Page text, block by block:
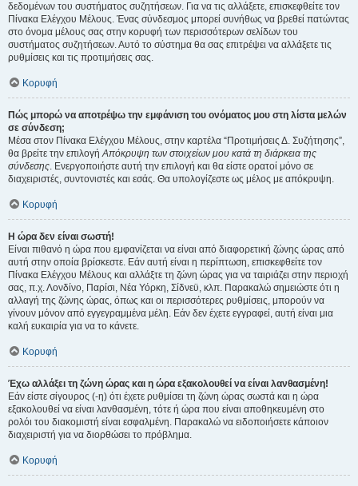
δεδομένων του συστήματος συζητήσεων. Για να τις αλλάξετε, επισκεφθείτε τον
Πίνακα Ελέγχου Μέλους. Ένας σύνδεσμος μπορεί συνήθως να βρεθεί πατώντας
στο όνομα μέλους σας στην κορυφή των περισσότερων σελίδων του
συστήματος συζητήσεων. Αυτό το σύστημα θα σας επιτρέψει να αλλάξετε τις
ρυθμίσεις και τις προτιμήσεις σας.
Κορυφή
Πώς μπορώ να αποτρέψω την εμφάνιση του ονόματος μου στη λίστα μελών
σε σύνδεση;
Μέσα στον Πίνακα Ελέγχου Μέλους, στην καρτέλα “Προτιμήσεις Δ. Συζήτησης”,
θα βρείτε την επιλογήΑπόκρυψη των στοιχείων μου κατά τη διάρκεια της
σύνδεσης. Ενεργοποιήστε αυτή την επιλογή και θα είστε ορατοί μόνο σε
διαχειριστές, συντονιστές και εσάς. Θα υπολογίζεστε ως μέλος με απόκρυψη.
Κορυφή
Η ώρα δεν είναι σωστή!
Είναι πιθανό η ώρα που εμφανίζεται να είναι από διαφορετική ζώνης ώρας από
αυτή στην οποία βρίσκεστε. Εάν αυτή είναι η περίπτωση, επισκεφθείτε τον
Πίνακα Ελέγχου Μέλους και αλλάξτε τη ζώνη ώρας για να ταιριάζει στην περιοχή
σας, π.χ. Λονδίνο, Παρίσι, Νέα Υόρκη, Σίδνεϋ, κλπ. Παρακαλώ σημειώστε ότι η
αλλαγή της ζώνης ώρας, όπως και οι περισσότερες ρυθμίσεις, μπορούν να
γίνουν μόνον από εγγεγραμμένα μέλη. Εάν δεν έχετε εγγραφεί, αυτή είναι μια
καλή ευκαιρία για να το κάνετε.
Κορυφή
Έχω αλλάξει τη ζώνη ώρας και η ώρα εξακολουθεί να είναι λανθασμένη!
Εάν είστε σίγουρος (-η) ότι έχετε ρυθμίσει τη ζώνη ώρας σωστά και η ώρα
εξακολουθεί να είναι λανθασμένη, τότε ή ώρα που είναι αποθηκευμένη στο
ρολόι του διακομιστή είναι εσφαλμένη. Παρακαλώ να ειδοποιήσετε κάποιον
διαχειριστή για να διορθώσει το πρόβλημα.
Κορυφή